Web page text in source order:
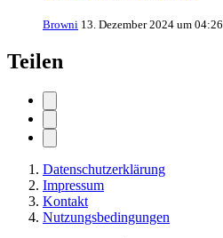
Browni 13. Dezember 2024 um 04:26
Teilen
Datenschutzerklärung
Impressum
Kontakt
Nutzungsbedingungen